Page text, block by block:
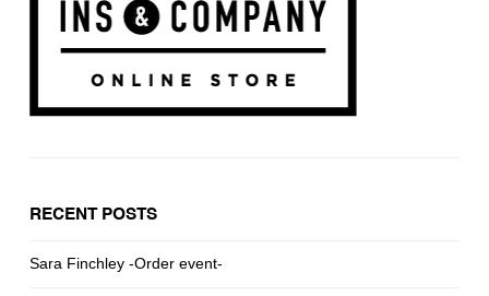
RECENT POSTS
Sara Finchley -Order event-